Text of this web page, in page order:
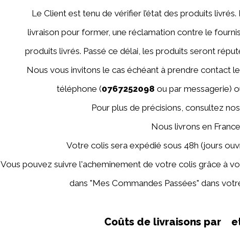
Le Client est tenu de vérifier l’état des produits
livraison pour former, une réclamation contre le
produits livrés. Passé ce délai, les produits seront
Nous vous invitons le cas échéant à prendre contact
téléphone (0767252098 ou par messagerie)
Pour plus de précisions, consultez
Nous livrons en
Votre colis sera expédié sous 48h (jours
Vous pouvez suivre l'acheminement de votre colis grâce à
dans "Mes Commandes Passées" dans
Coûts de livraisons par